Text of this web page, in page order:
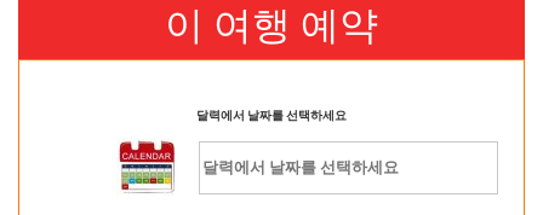
이 여행 예약
달력에서 날짜를 선택하세요